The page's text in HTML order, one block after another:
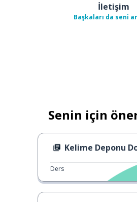
İletişim
Başkaları da seni
Senin için
Kelime Deponu
Ders